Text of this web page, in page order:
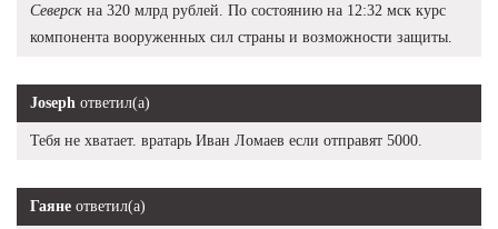
Северск на 320 млрд рублей. По состоянию на 12:32 мск курс
компонента вооруженных сил страны и возможности защиты.
Joseph ответил(а)
Тебя не хватает. вратарь Иван Ломаев если отправят 5000.
Гаяне ответил(а)